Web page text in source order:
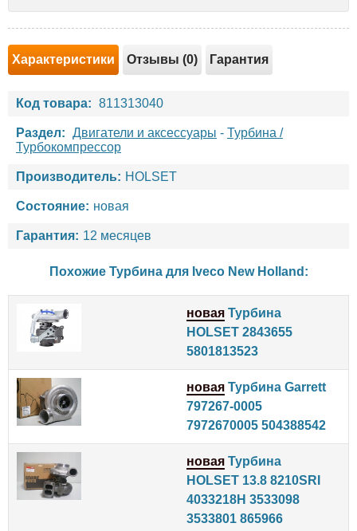
Характеристики Отзывы (0) Гарантия
Код товара: 811313040
Раздел: Двигатели и аксессуары - Турбина /
Турбокомпрессор
Производитель: HOLSET
Состояние: новая
Гарантия: 12 месяцев
Похожие Турбина для Iveco New Holland :
новая Турбина
HOLSET 2843655
5801813523
новая Турбина Garrett
797267-0005
7972670005 504388542
новая Турбина
HOLSET 13.8 8210SRI
4033218H 3533098
3533801 865966